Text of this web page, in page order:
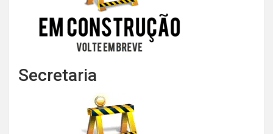
Secretaria